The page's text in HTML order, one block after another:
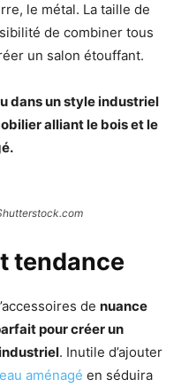
le métal. La taille de
de combiner tous
un salon étouffant.
dans un style industriel
alliant le bois et le
tendance
de nuance
pour créer un
. Inutile d’ajouter
aménagé en séduira